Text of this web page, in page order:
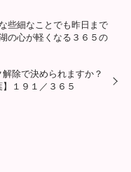
些細なことでも昨日まで
の心が軽くなる３６５の
除で決められますか？
１９１／３６５